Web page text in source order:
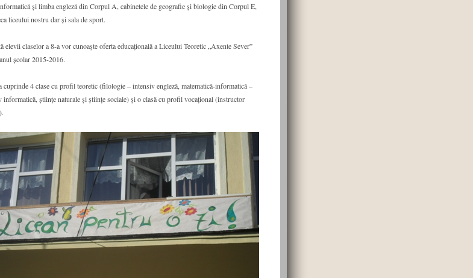
şi limba engleză din Corpul A, cabinetele de geografie şi biologie din Corpul E,
liceului nostru dar şi sala de sport.
elevii claselor a 8-a vor cunoaşte oferta educaţională a Liceului Teoretic „Axente Sever”
şcolar 2015-2016.
cuprinde 4 clase cu profil teoretic (filologie – intensiv engleză, matematică-informatică –
informatică, ştiinţe naturale şi ştiinţe sociale) şi o clasă cu profil vocaţional (instructor